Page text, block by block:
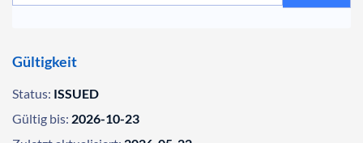
Gültigkeit
Status: ISSUED
Gültig bis: 2026-10-23